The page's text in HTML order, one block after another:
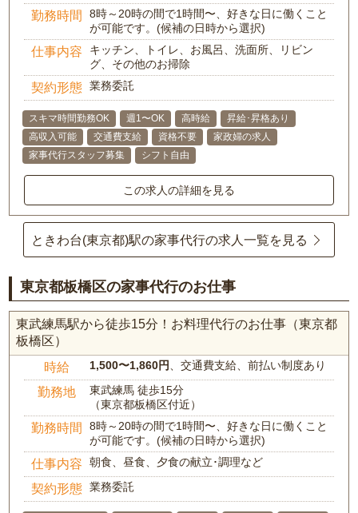
勤務時間
8時～20時の間で1時間〜、好きな日に働くこと
が可能です。(候補の日時から選択)
仕事内容
キッチン、トイレ、お風呂、洗面所、リビン
グ、その他のお掃除
契約形態 業務委託
スキマ時間勤務OK 週1〜OK 高時給
昇給･昇格あり
高収入可能
交通費支給 資格不要
家政婦の求人
家事代行スタッフ募集
シフト自由
この求人の詳細を見る
ときわ台(東京都)駅の家事代行の求人一覧を見る
東京都板橋区の家事代行のお仕事
東武練馬駅から徒歩15分！お料理代行のお仕事（東京都
板橋区）
時給 1,500〜1,860円 、交通費支給、前払い制度あり
勤務地
東武練馬 徒歩15分
（東京都板橋区付近）
勤務時間
8時～20時の間で1時間〜、好きな日に働くこと
が可能です。(候補の日時から選択)
仕事内容 朝食、昼食、夕食の献立･調理など
契約形態 業務委託